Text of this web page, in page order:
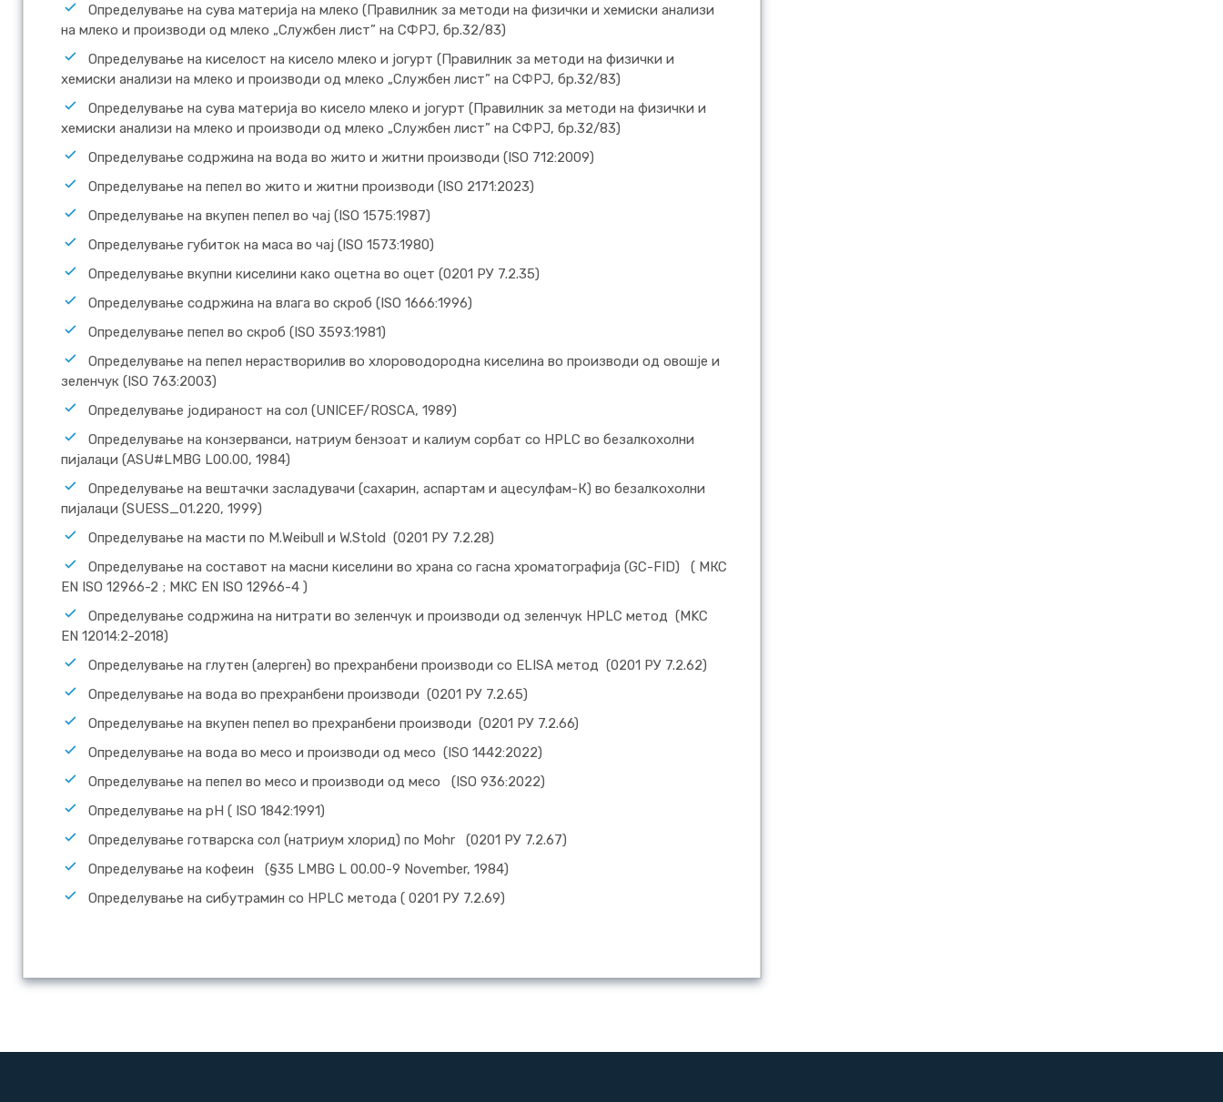
Определување на сува материја на млеко (Правилник за методи на физички и хемиски анализи
на млеко и производи од млеко „Службен лист” на СФРЈ, бр.32/83)
Определување на киселост на кисело млеко и јогурт (Правилник за методи на физички и
хемиски анализи на млеко и производи од млеко „Службен лист” на СФРЈ, бр.32/83)
Определување на сува материја во кисело млеко и јогурт (Правилник за методи на физички и
хемиски анализи на млеко и производи од млеко „Службен лист” на СФРЈ, бр.32/83)
Определување содржина на вода во жито и житни производи (ISO 712:2009)
Определување на пепел во жито и житни производи (ISO 2171:2023)
Определување на вкупен пепел во чај (ISO 1575:1987)
Определување губиток на маса во чај (ISO 1573:1980)
Определување вкупни киселини како оцетна во оцет (0201 РУ 7.2.35)
Определување содржина на влага во скроб (ISO 1666:1996)
Определување пепел во скроб (ISO 3593:1981)
Определување на пепел нерастворилив во хлороводородна киселина во производи од овошје и
зеленчук (ISO 763:2003)
Определување јодираност на сол (UNICEF/ROSCA, 1989)
Определување на конзерванси, натриум бензоат и калиум сорбат со HPLC во безалкохолни
пијалаци (ASU#LMBG L00.00, 1984)
Определување на вештачки засладувачи (сахарин, аспартам и ацесулфам-К) во безалкохолни
пијалаци (SUESS_01.220, 1999)
Определување на масти по М.Weibull и W.Stold (0201 РУ 7.2.28)
Определување на составот на масни киселини во храна со гасна хроматографија (GC-FID) ( МКС
EN ISO 12966-2 ; МКС EN ISO 12966-4 )
Определување содржина на нитрати во зеленчук и производи од зеленчук HPLC метод (MKС
EN 12014:2-2018)
Определување на глутен (алерген) во прехранбени производи со ELISA метод (0201 РУ 7.2.62)
Определување на вода во прехранбени производи (0201 РУ 7.2.65)
Определување на вкупен пепел во прехранбени производи (0201 РУ 7.2.66)
Определување на вода во месо и производи од месо (ISO 1442:2022)
Определување на пепел во месо и производи од месо (ISO 936:2022)
Определување на pH ( ISO 1842:1991)
Определување готварска сол (натриум хлорид) по Mohr (0201 РУ 7.2.67)
Определување на кофеин (§35 LMBG L 00.00-9 November, 1984)
Определување на сибутрамин со HPLC метода ( 0201 РУ 7.2.69)